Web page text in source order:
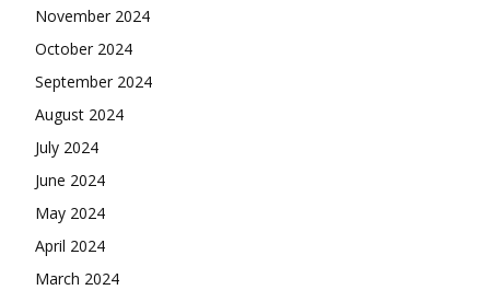
November 2024
October 2024
September 2024
August 2024
July 2024
June 2024
May 2024
April 2024
March 2024